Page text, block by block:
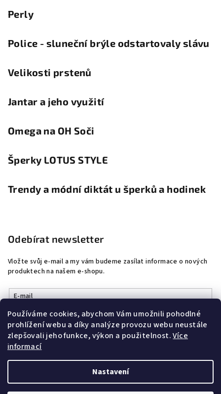
Používáme cookies, abychom Vám umožnili pohodlné
prohlížení webu a díky analýze provozu webu neustále
zlepšovali jeho funkce, výkon a použitelnost.Více
informací
Nastavení
Perly
Police - sluneční brýle odstartovaly slávu
Velikosti prstenů
Jantar a jeho využití
Omega na OH Soči
Šperky LOTUS STYLE
Trendy a módní diktát u šperků a hodinek
Odebírat newsletter
Vložte svůj e-mail a my vám budeme zasílat informace o nových
produktech na našem e-shopu.
E-mail
Vložením e-mailu souhlasíte spodmínkami ochrany osobních
údajů
Přihlásit se